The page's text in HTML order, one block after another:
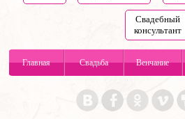
Свадебный
консультант
Главная Свадьба Венчание